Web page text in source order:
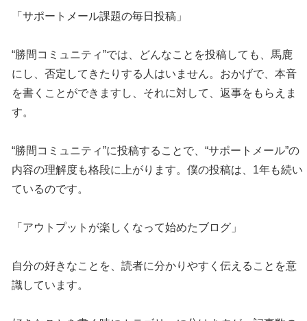
「サポートメール課題の毎日投稿」
“勝間コミュニティ”では、どんなことを投稿しても、馬鹿
にし、否定してきたりする人はいません。おかげで、本音
を書くことができますし、それに対して、返事をもらえま
す。
“勝間コミュニティ”に投稿することで、“サポートメール”の
内容の理解度も格段に上がります。僕の投稿は、1年も続い
ているのです。
「アウトプットが楽しくなって始めたブログ」
自分の好きなことを、読者に分かりやすく伝えることを意
識しています。